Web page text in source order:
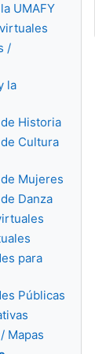
UMAFY
/
la
Historia
Cultura
Mujeres
Danza
para
Públicas
Mapas